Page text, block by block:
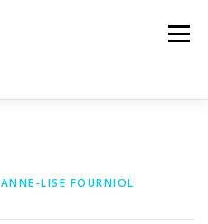
Menu
ANNE-LISE FOURNIOL